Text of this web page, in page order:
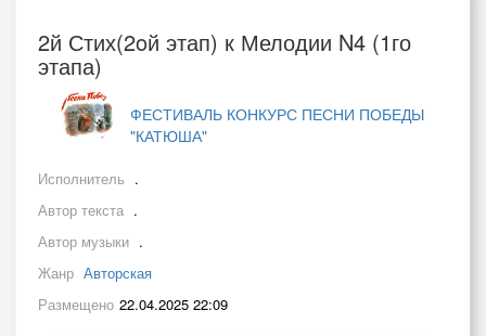
2й Стих(2oй этап) к Мелодии N4 (1го
этапа)
ФЕСТИВАЛЬ КОНКУРС ПЕСНИ ПОБЕДЫ
"КАТЮША"
Исполнитель .
Автор текста .
Автор музыки .
Жанр Авторская
Размещено 22.04.2025 22:09